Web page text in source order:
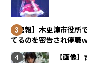
【悲報】木更津市役所
てるのを密告され停職
【画像